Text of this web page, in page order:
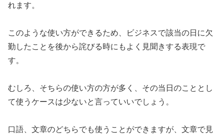
れます。
このような使い方ができるため、ビジネスで該当の日に欠
勤したことを後から詫びる時にもよく見聞きする表現で
す。
むしろ、そちらの使い方の方が多く、その当日のこととし
て使うケースは少ないと言っていいでしょう。
口語、文章のどちらでも使うことができますが、文章で見